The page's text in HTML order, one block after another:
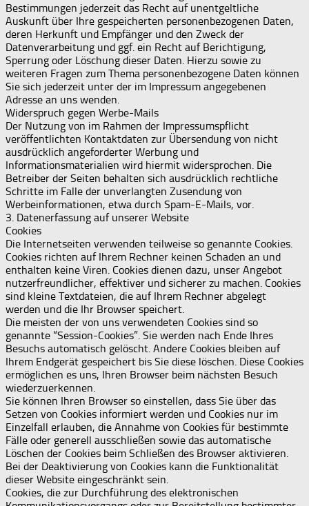
Bestimmungen jederzeit das Recht auf unentgeltliche
Auskunft über Ihre gespeicherten personenbezogenen Daten,
deren Herkunft und Empfänger und den Zweck der
Datenverarbeitung und ggf. ein Recht auf Berichtigung,
Sperrung oder Löschung dieser Daten. Hierzu sowie zu
weiteren Fragen zum Thema personenbezogene Daten können
Sie sich jederzeit unter der im Impressum angegebenen
Adresse an uns wenden.
Widerspruch gegen Werbe-Mails
Der Nutzung von im Rahmen der Impressumspflicht
veröffentlichten Kontaktdaten zur Übersendung von nicht
ausdrücklich angeforderter Werbung und
Informationsmaterialien wird hiermit widersprochen. Die
Betreiber der Seiten behalten sich ausdrücklich rechtliche
Schritte im Falle der unverlangten Zusendung von
Werbeinformationen, etwa durch Spam-E-Mails, vor.
3. Datenerfassung auf unserer Website
Cookies
Die Internetseiten verwenden teilweise so genannte Cookies.
Cookies richten auf Ihrem Rechner keinen Schaden an und
enthalten keine Viren. Cookies dienen dazu, unser Angebot
nutzerfreundlicher, effektiver und sicherer zu machen. Cookies
sind kleine Textdateien, die auf Ihrem Rechner abgelegt
werden und die Ihr Browser speichert.
Die meisten der von uns verwendeten Cookies sind so
genannte “Session-Cookies”. Sie werden nach Ende Ihres
Besuchs automatisch gelöscht. Andere Cookies bleiben auf
Ihrem Endgerät gespeichert bis Sie diese löschen. Diese Cookies
ermöglichen es uns, Ihren Browser beim nächsten Besuch
wiederzuerkennen.
Sie können Ihren Browser so einstellen, dass Sie über das
Setzen von Cookies informiert werden und Cookies nur im
Einzelfall erlauben, die Annahme von Cookies für bestimmte
Fälle oder generell ausschließen sowie das automatische
Löschen der Cookies beim Schließen des Browser aktivieren.
Bei der Deaktivierung von Cookies kann die Funktionalität
dieser Website eingeschränkt sein.
Cookies, die zur Durchführung des elektronischen